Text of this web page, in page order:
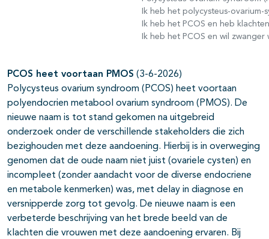
Ik heb het polycysteus-ovarium-
Ik heb het PCOS en heb klachten
Ik heb het PCOS en wil zwanger
PCOS heet voortaan PMOS (3-6-2026)
Polycysteus ovarium syndroom (PCOS) heet voortaan
polyendocrien metabool ovarium syndroom (PMOS). De
nieuwe naam is tot stand gekomen na uitgebreid
onderzoek onder de verschillende stakeholders die zich
bezighouden met deze aandoening. Hierbij is in overweging
genomen dat de oude naam niet juist (ovariele cysten) en
incompleet (zonder aandacht voor de diverse endocriene
en metabole kenmerken) was, met delay in diagnose en
versnipperde zorg tot gevolg. De nieuwe naam is een
verbeterde beschrijving van het brede beeld van de
klachten die vrouwen met deze aandoening ervaren. Bij